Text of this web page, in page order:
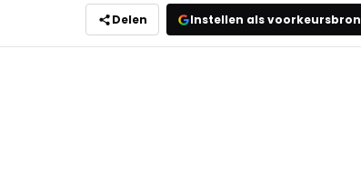
Delen Instellen als voorkeursbron